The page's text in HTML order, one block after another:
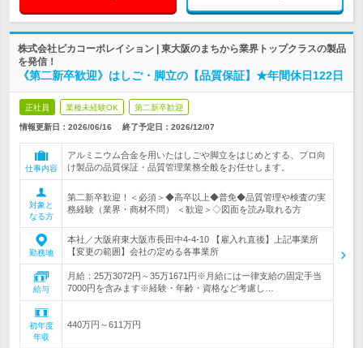
株式会社ピカコーポレイション | 東大阪のまちから業界トップクラスの製品
を発信！
《第二新卒歓迎》はしご・脚立の【品質保証】★年間休日122日
正社員 業種未経験OK 第二新卒歓迎
情報更新日：2026/06/16 終了予定日： 2026/12/07
仕事内容
アルミニウム合金を用いたはしごや脚立をはじめとする、プロ向
け製品の品質保証・品質管理業務全般をお任せします。
対象と
なる方
第二新卒歓迎！＜必須＞◆高卒以上◆普免◆品質管理や検査の実
務経験（業界・商材不問） ＜歓迎＞◇図面を読み取れる方
勤務地
本社／大阪府東大阪市長田中4-4-10 【雇入れ直後】上記事業所
【変更の範囲】会社の定める各事業所
給与
月給：25万3072円～35万1671円※月給には一律支給の固定手当
7000円を含みます※経験・年齢・資格など考慮し…
初年度
年収
440万円～611万円